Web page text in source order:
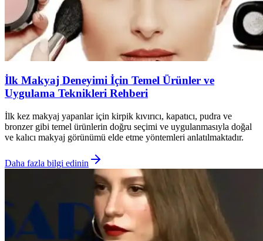
İlk Makyaj Deneyimi İçin Temel Ürünler ve
Uygulama Teknikleri Rehberi
İlk kez makyaj yapanlar için kirpik kıvırıcı, kapatıcı, pudra ve
bronzer gibi temel ürünlerin doğru seçimi ve uygulanmasıyla doğal
ve kalıcı makyaj görünümü elde etme yöntemleri anlatılmaktadır.
Daha fazla bilgi edinin